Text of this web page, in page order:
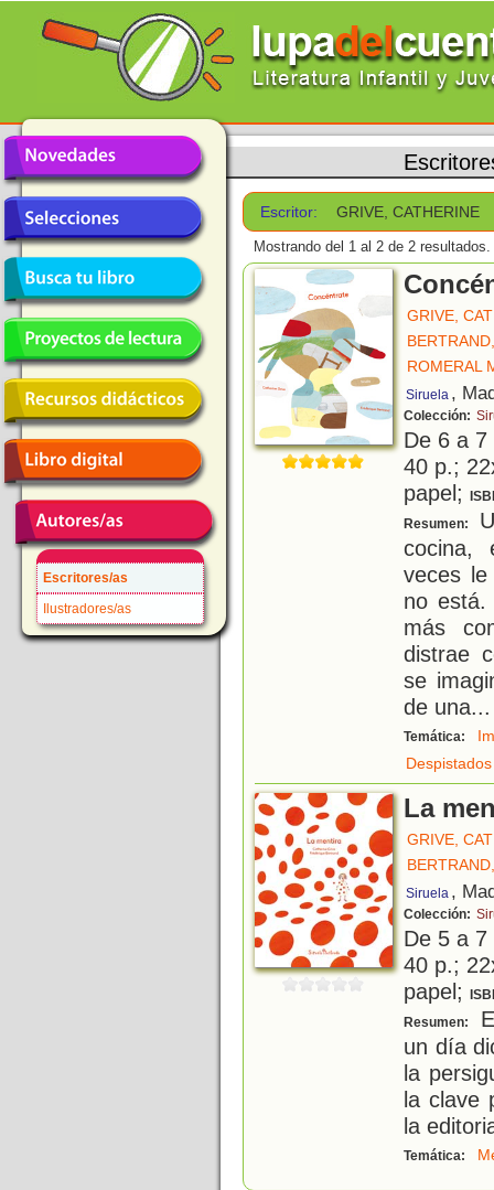
Escritores/as
Ilustradores/as
Escritor: GRIVE, CATHERINE
Mostrando del 1 al 2 de 2 resultados.
GRIVE,
ROMERAL
Siruela ,
Colección:
De 6 a
40 p.;
papel;
Resumen:
cocina,
veces
no está.
más
distrae
se
de una...
Temática:
Despistados
La
GRIVE,
Siruela ,
Colección:
De 5 a
40 p.;
papel;
Resumen:
un día
la
la clave
la
Temática: